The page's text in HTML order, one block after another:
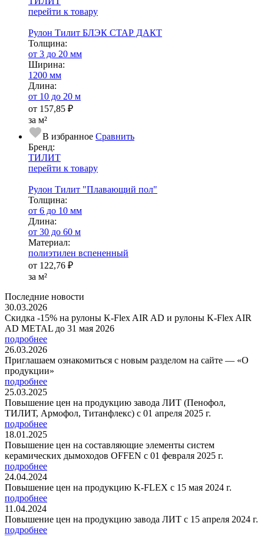
перейти к товару
Рулон Тилит БЛЭК СТАР ДАКТ
Тол­щи­на:
от 3 до 20 мм
Ширина:
1200 мм
Длина:
от 10 до 20 м
от 157,85 ₽
за м²
В избранное Сравнить
Бренд:
ТИЛИТ
перейти к товару
Рулон Тилит "Плавающий пол"
Тол­щи­на:
от 6 до 10 мм
Длина:
от 30 до 60 м
Ма­­те­­ри­­ал:
полиэтилен вспененный
от 122,76 ₽
за м²
Последние новости
30.03.2026
Скидка -15% на рулоны K-Flex AIR AD и рулоны K-Flex AIR
AD METAL до 31 мая 2026
подробнее
26.03.2026
Приглашаем ознакомиться с новым разделом на сайте — «О
продукции»
подробнее
25.03.2025
Повышение цен на продукцию завода ЛИТ (Пенофол,
ТИЛИТ, Армофол, Титанфлекс) с 01 апреля 2025 г.
подробнее
18.01.2025
Повышение цен на составляющие элементы систем
керамических дымоходов OFFEN с 01 февраля 2025 г.
подробнее
24.04.2024
Повышение цен на продукцию K-FLEX с 15 мая 2024 г.
подробнее
11.04.2024
Повышение цен на продукцию завода ЛИТ с 15 апреля 2024 г.
подробнее